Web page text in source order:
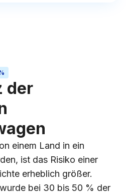
der
einem Land in ein
ist das Risiko einer
erheblich größer.
bei 30 bis 50 % der